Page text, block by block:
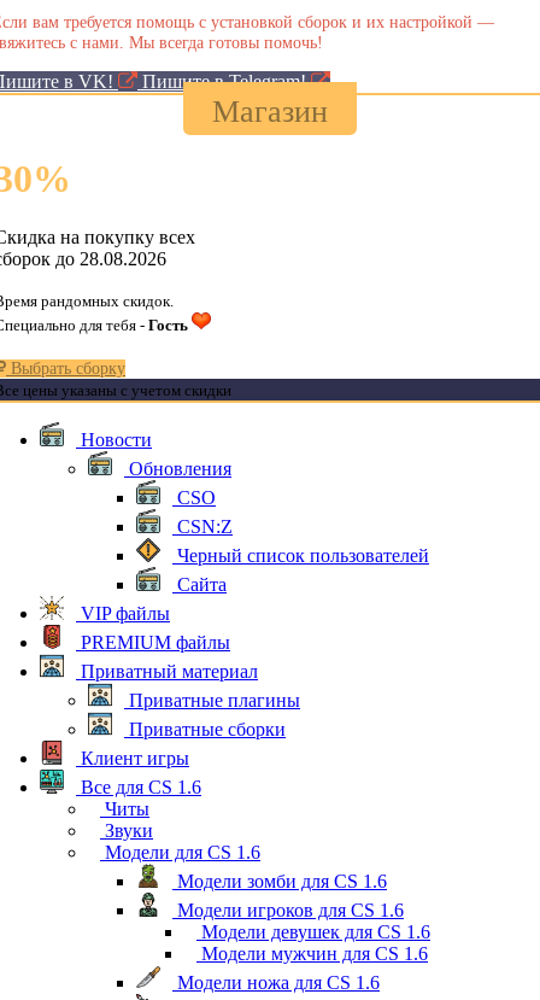
вам требуется помощь с установкой сборок и их настройкой —
с нами. Мы всегда готовы помочь!
в VK! Пишите в Telegram!
Магазин
%
на покупку всех
до 28.08.2026
рандомных скидок.
для тебя - Гость
Выбрать сборку
цены указаны с учетом скидки
Новости
Обновления
CSO
CSN:Z
Черный список пользователей
Сайта
VIP файлы
PREMIUM файлы
Приватный материал
Приватные плагины
Приватные сборки
Клиент игры
Все для CS 1.6
Читы
Звуки
Модели для CS 1.6
Модели зомби для CS 1.6
Модели игроков для CS 1.6
Модели девушек для CS 1.6
Модели мужчин для CS 1.6
Модели ножа для CS 1.6